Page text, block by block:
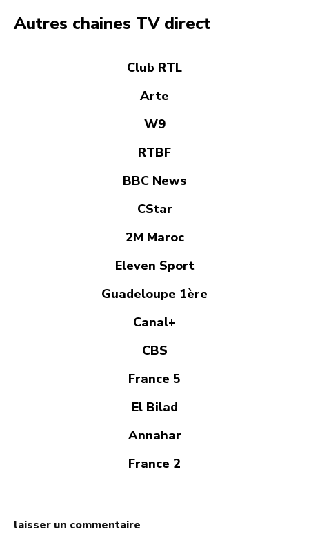
Autres chaines TV direct
Club RTL
Arte
W9
RTBF
BBC News
CStar
2M Maroc
Eleven Sport
Guadeloupe 1ère
Canal+
CBS
France 5
El Bilad
Annahar
France 2
laisser un commentaire